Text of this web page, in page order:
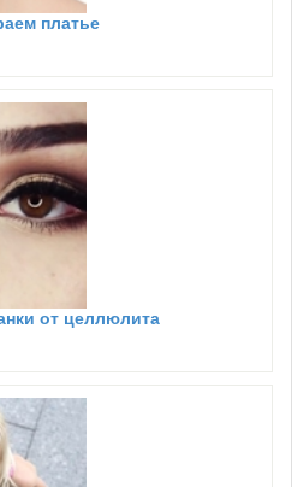
платье
от целлюлита